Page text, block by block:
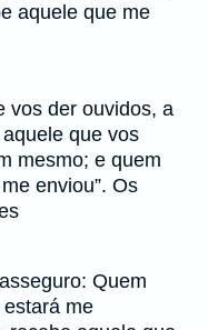
aquele que me
vos der ouvidos, a
que vos
mesmo; e quem
enviou”. Os
Quem
me